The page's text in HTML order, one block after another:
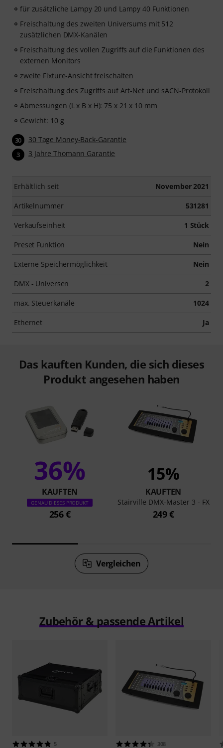
für zusätzliche Lampy 20 und Lampy 40 Funktionen
Freischaltung des zweiten Universums mit 512
zusätzlichen DMX-Kanälen
Freischaltung des vollen Zugriffs auf die Funktionen des
externen Monitors
zweite Fixture-Ansicht freischalten
Freischaltung des Zugriffs auf Art-Net und sACN-Protokoll
Abmessungen (L x B x H): 75 x 21 x 10 mm
Gewicht: 10 g
30 30 Tage Money-Back-Garantie
3 3 Jahre Thomann Garantie
Erhältlich seit November 2021
Artikelnummer 531281
Verkaufseinheit 1 Stück
Preset Funktion Nein
Externe Speichermöglichkeit Nein
DMX - Universen 2
max. Steuerkanäle 1024
Ethernet Ja
Das kauften Kunden, die sich dieses
Produkt angesehen haben
36%
KAUFTEN
GENAU DIESES PRODUKT
256 €
15%
KAUFTEN
Stairville DMX-Master 3 - FX
249 €
Vergleichen
Zubehör & passende Artikel
5 308